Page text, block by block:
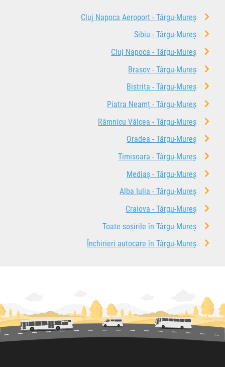
Cluj Napoca Aeroport - Târgu-Mureș
Sibiu - Târgu-Mureș
Cluj Napoca - Târgu-Mureș
Brașov - Târgu-Mureș
Bistrița - Târgu-Mureș
Piatra Neamț - Târgu-Mureș
Râmnicu Vâlcea - Târgu-Mureș
Oradea - Târgu-Mureș
Timișoara - Târgu-Mureș
Mediaș - Târgu-Mureș
Alba Iulia - Târgu-Mureș
Craiova - Târgu-Mureș
Toate sosirile în Târgu-Mureș
Închirieri autocare în Târgu-Mureș